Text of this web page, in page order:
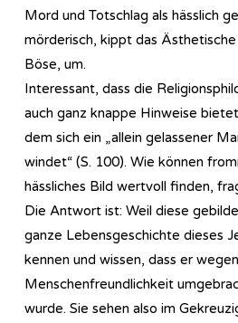
Mord und Totschlag als hässlich
mörderisch, kippt das Ästhetische
Böse, um.
Interessant, dass die
auch ganz knappe Hinweise
dem sich ein „allein gelassener
windet“ (S. 100). Wie können
hässliches Bild wertvoll finden,
Die Antwort ist: Weil diese
ganze Lebensgeschichte dieses
kennen und wissen, dass er
Menschenfreundlichkeit
wurde. Sie sehen also im